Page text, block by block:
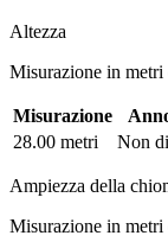
Altezza
Misurazione in metri
Misurazione
28.00 metri
Non
Ampiezza della
Misurazione in metri